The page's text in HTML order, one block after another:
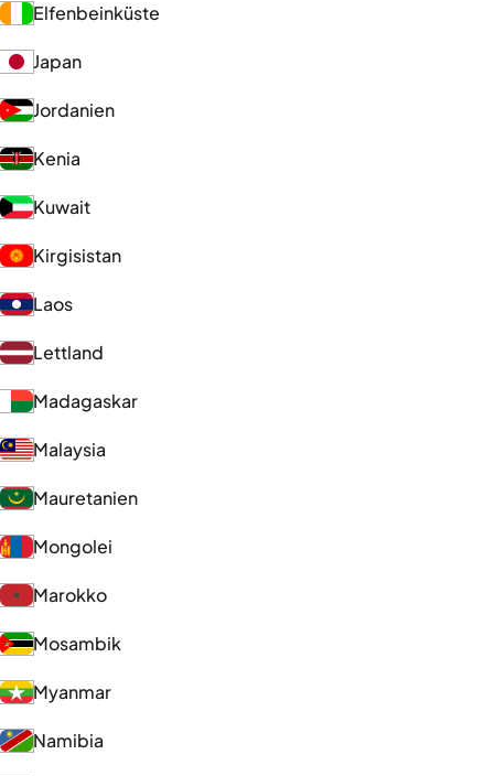
Elfenbeinküste
Japan
Jordanien
Kenia
Kuwait
Kirgisistan
Laos
Lettland
Madagaskar
Malaysia
Mauretanien
Mongolei
Marokko
Mosambik
Myanmar
Namibia